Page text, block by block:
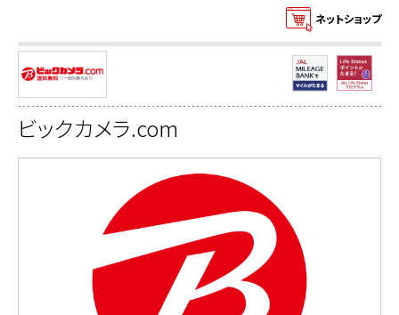
ネットショップ
ビックカメラ.com